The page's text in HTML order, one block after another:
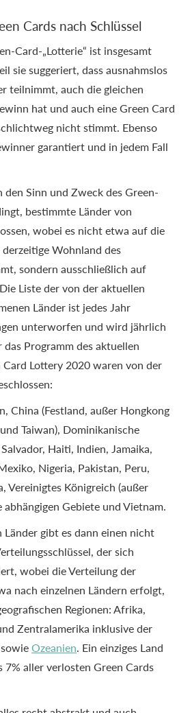
Cards nach Schlüssel
Card-„Lotterie“ ist insgesamt
sie suggeriert, dass ausnahmslos
teilnimmt, auch die gleichen
hat und auch eine Green Card
nicht stimmt. Ebenso
garantiert und in jedem Fall
Sinn und Zweck des Green-
bestimmte Länder von
wobei es nicht etwa auf die
Wohnland des
sondern ausschließlich auf
Liste der von der aktuellen
Länder ist jedes Jahr
unterworfen und wird jährlich
Programm des aktuellen
Card Lottery 2020 waren von der
China (Festland, außer Hongkong
Taiwan), Dominikanische
Haiti, Indien, Jamaika,
Nigeria, Pakistan, Peru,
Vereinigtes Königreich (außer
Gebiete und Vietnam.
Länder gibt es dann einen nicht
der sich
wobei die Verteilung der
nach einzelnen Ländern erfolgt,
Regionen: Afrika,
Zentralamerika inklusive der
Ozeanien. Ein einziges Land
7% aller verlosten Green Cards